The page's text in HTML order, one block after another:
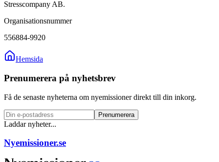
Stresscompany AB.
Organisationsnummer
556884-9920
Hemsida
Prenumerera på nyhetsbrev
Få de senaste nyheterna om nyemissioner direkt till din inkorg.
Prenumerera
Laddar nyheter...
Nyemissioner.se